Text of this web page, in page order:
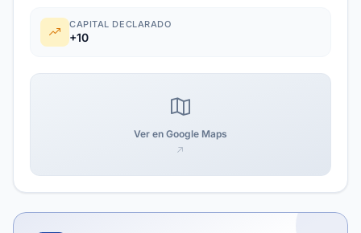
CAPITAL DECLARADO
+10
Ver en Google Maps